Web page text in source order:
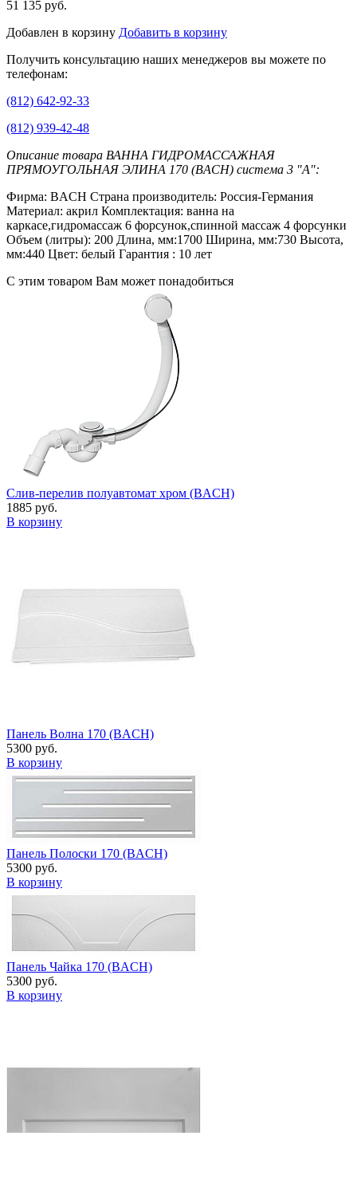
51 135 руб.
Добавлен в корзину Добавить в корзину
Получить консультацию наших менеджеров вы можете по
телефонам:
(812) 642-92-33
(812) 939-42-48
Описание товара ВАННА ГИДРОМАССАЖНАЯ
ПРЯМОУГОЛЬНАЯ ЭЛИНА 170 (BACH) система 3 "А":
Фирма: BACH Страна производитель: Россия-Германия
Материал: акрил Комплектация: ванна на
каркасе,гидромассаж 6 форсунок,спинной массаж 4 форсунки
Объем (литры): 200 Длина, мм:1700 Ширина, мм:730 Высота,
мм:440 Цвет: белый Гарантия : 10 лет
С этим товаром Вам может понадобиться
Слив-перелив полуавтомат хром (BACH)
1885 руб.
В корзину
Панель Волна 170 (BACH)
5300 руб.
В корзину
Панель Полоски 170 (BACH)
5300 руб.
В корзину
Панель Чайка 170 (BACH)
5300 руб.
В корзину